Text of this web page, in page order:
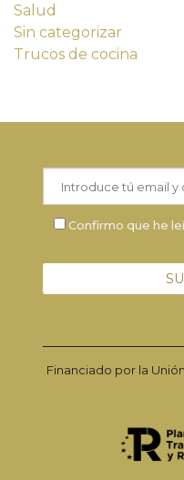
Salud
Sin categorizar
Trucos de cocina
Confirmo que he
Financiado por la